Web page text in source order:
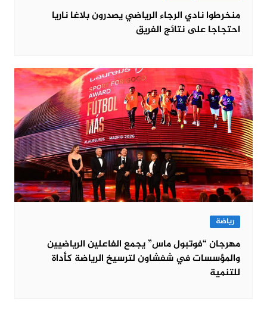
منخرطوا نادي الرجاء الرياضي يصدرون بلاغا ناريا
احتجاجا على نتائج الفريق
رياضة
مهرجان “فوتبول ماس” يجمع الفاعلين الرياضيين
والمؤسسات في شفشاون لترسيخ الرياضة كأداة
للتنمية